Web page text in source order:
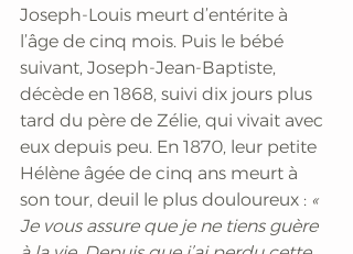
Joseph-Louis meurt d’entérite à
l’âge de cinq mois. Puis le bébé
suivant, Joseph-Jean-Baptiste,
décède en 1868, suivi dix jours plus
tard du père de Zélie, qui vivait avec
eux depuis peu. En 1870, leur petite
Hélène âgée de cinq ans meurt à
son tour, deuil le plus douloureux : «
Je vous assure que je ne tiens guère